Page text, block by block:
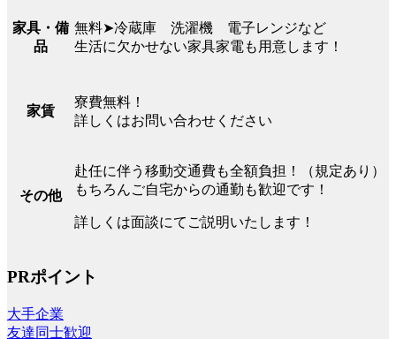
家具・備
品
無料➤冷蔵庫 洗濯機 電子レンジなど
生活に欠かせない家具家電も用意します！
家賃
寮費無料！
詳しくはお問い合わせください
その他
赴任に伴う移動交通費も全額負担！（規定あり）
もちろんご自宅からの通勤も歓迎です！
詳しくは面談にてご説明いたします！
PRポイント
大手企業
友達同士歓迎